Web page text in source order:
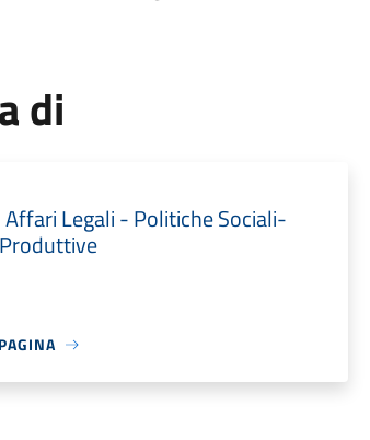
di
Legali - Politiche Sociali-